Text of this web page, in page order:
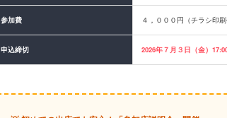
参加費 ４，０００円（チラシ印
申込締切 2026年７月３日（金）